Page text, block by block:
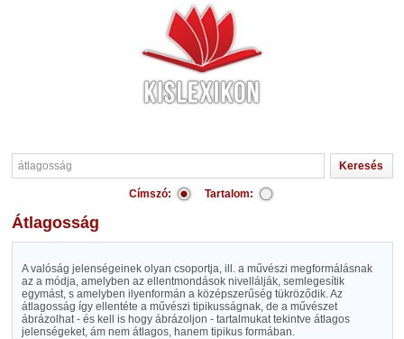
Címszó: Tartalom:
átlagosság
A valóság jelenségeinek olyan csoportja, ill. a művészi megformálásnak
az a módja, amelyben az ellentmondások nivellálják, semlegesítik
egymást, s amelyben ilyenformán a középszerűség tükröződik. Az
átlagosság így ellentéte a művészi tipikusságnak, de a művészet
ábrázolhat - és kell is hogy ábrázoljon - tartalmukat tekintve átlagos
jelenségeket, ám nem átlagos, hanem tipikus formában.